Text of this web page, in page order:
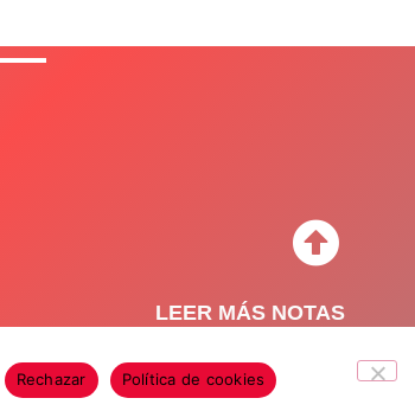
LEER MÁS NOTAS
Política de Cookies
Rechazar Política de cookies